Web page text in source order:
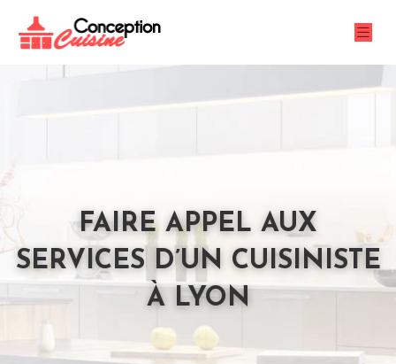
FAIRE APPEL AUX
SERVICES D’UN CUISINISTE
À LYON